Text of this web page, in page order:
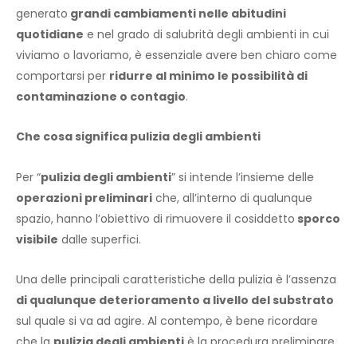
generato grandi cambiamenti nelle abitudini
quotidiane e nel grado di salubrità degli ambienti in cui
viviamo o lavoriamo, è essenziale avere ben chiaro come
comportarsi per ridurre al minimo le possibilità di
contaminazione o contagio.
Che cosa significa pulizia degli ambienti
Per “pulizia degli ambienti” si intende l’insieme delle
operazioni preliminari che, all’interno di qualunque
spazio, hanno l’obiettivo di rimuovere il cosiddetto sporco
visibile dalle superfici.
Una delle principali caratteristiche della pulizia è l’assenza
di qualunque deterioramento a livello del substrato
sul quale si va ad agire. Al contempo, è bene ricordare